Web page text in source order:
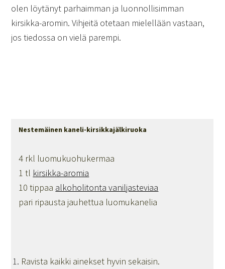
olen löytänyt parhaimman ja luonnollisimman
kirsikka-aromin. Vihjeitä otetaan mielellään vastaan,
jos tiedossa on vielä parempi.
Nestemäinen kaneli-kirsikkajälkiruoka
4 rkl luomukuohukermaa
1 tl kirsikka-aromia
10 tippaa alkoholitonta vaniljasteviaa
pari ripausta jauhettua luomukanelia
Ravista kaikki ainekset hyvin sekaisin.